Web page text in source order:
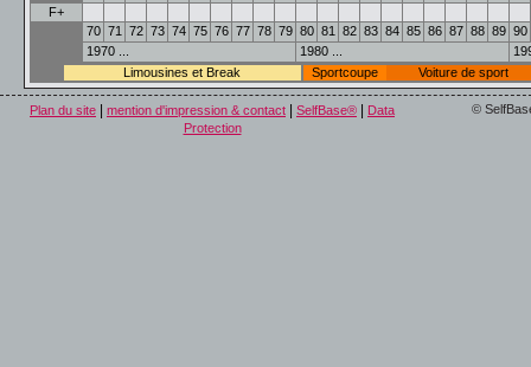
F+
70 71 72 73 74 75 76 77 78 79 80 81 82 83 84 85 86 87 88 89 90
1970 ...
1980 ...
Limousines et Break
Sportcoupe Voiture de sport
Plan du site mention d'impression & contact SelfBase®
Data
Protection
©